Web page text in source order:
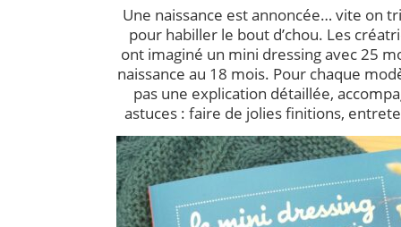
Une naissance est annoncée… vite on
pour habiller le bout d’chou. Les
ont imaginé un mini dressing avec 25
naissance au 18 mois. Pour chaque
pas une explication détaillée,
astuces : faire de jolies finitions,